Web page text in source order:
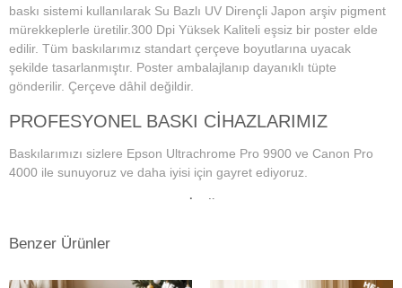
baskı sistemi kullanılarak Su Bazlı UV Dirençli Japon arşiv pigment
mürekkeplerle üretilir.300 Dpi Yüksek Kaliteli eşsiz bir poster elde
edilir. Tüm baskılarımız standart çerçeve boyutlarına uyacak
şekilde tasarlanmıştır. Poster ambalajlanıp dayanıklı tüpte
gönderilir. Çerçeve dâhil değildir.
PROFESYONEL BASKI CİHAZLARIMIZ
Baskılarımızı sizlere Epson Ultrachrome Pro 9900 ve Canon Pro
4000 ile sunuyoruz ve daha iyisi için gayret ediyoruz.
istenilen baskı sonuçların alınmasında en önemli konu, ekran renk
Benzer Ürünler